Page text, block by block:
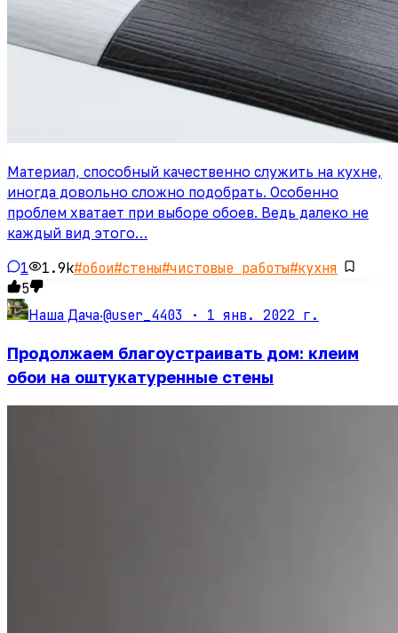
Материал, способный качественно служить на кухне,
иногда довольно сложно подобрать. Особенно
проблем хватает при выборе обоев. Ведь далеко не
каждый вид этого…
1 1.9k#обои#стены#чистовые работы#кухня
5
Наша Дача·@user_4403 · 1 янв. 2022 г.
Продолжаем благоустраивать дом: клеим
обои на оштукатуренные стены